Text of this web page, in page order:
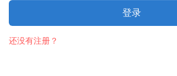
登录
还没有注册？